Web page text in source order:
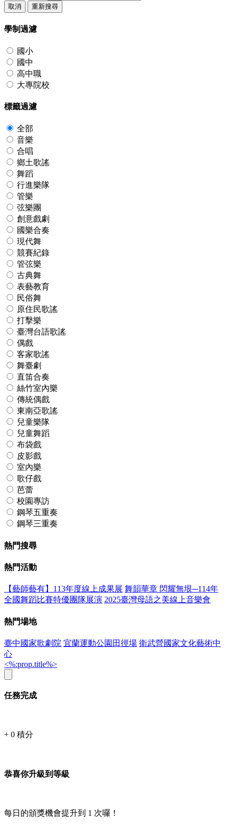
取消 重新搜尋
學制過濾
國小
國中
高中職
大專院校
標籤過濾
全部
音樂
合唱
鄉土歌謠
舞蹈
行進樂隊
管樂
弦樂團
創意戲劇
國樂合奏
現代舞
競賽紀錄
管弦樂
古典舞
表藝教育
民俗舞
原住民歌謠
打擊樂
臺灣台語歌謠
偶戲
客家歌謠
舞臺劇
直笛合奏
絲竹室內樂
傳統偶戲
東南亞歌謠
兒童樂隊
兒童舞蹈
布袋戲
皮影戲
室內樂
歌仔戲
芭蕾
校園專訪
鋼琴五重奏
鋼琴三重奏
熱門搜尋
熱門活動
【藝師藝有】113年度線上成果展 舞韻華章 閃耀無垠─114年
全國舞蹈比賽特優團隊展演 2025臺灣母語之美線上音樂會
熱門場地
臺中國家歌劇院 宜蘭運動公園田徑場 衛武營國家文化藝術中
心
<%:prop.title%>
任務完成
+ 0 積分
恭喜你升級到等級
每日的頒獎機會提升到 1 次囉！